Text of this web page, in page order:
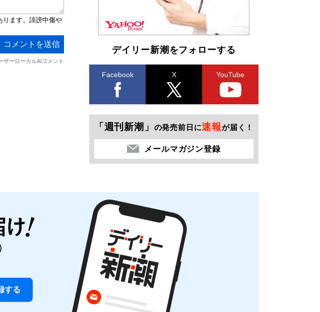
デイリー新潮をフォローする
Facebook X YouTube
「週刊新潮」 の発売前日に速報が届く！
メールマガジン登録